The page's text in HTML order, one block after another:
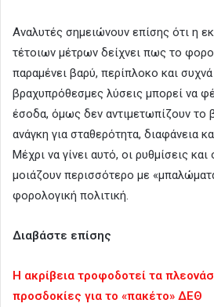
Αναλυτές σημειώνουν επίσης ότι η
τέτοιων μέτρων δείχνει πως το
παραμένει βαρύ, περίπλοκο και
βραχυπρόθεσμες λύσεις μπορεί να
έσοδα, όμως δεν αντιμετωπίζουν το
ανάγκη για σταθερότητα, διαφάνεια
Μέχρι να γίνει αυτό, οι ρυθμίσεις
μοιάζουν περισσότερο με
φορολογική πολιτική.
Διαβάστε επίσης
Η ακρίβεια τροφοδοτεί τα
προσδοκίες για το «πακέτο» ΔΕΘ